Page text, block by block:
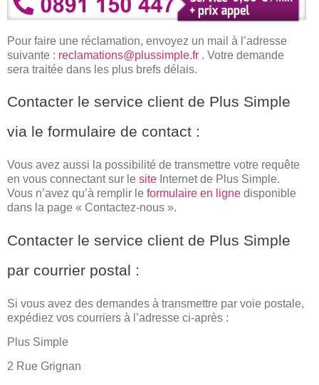
Pour faire une réclamation, envoyez un mail à l’adresse
suivante : reclamations@plussimple.fr . Votre demande
sera traitée dans les plus brefs délais.
Contacter le service client de Plus Simple
via le formulaire de contact :
Vous avez aussi la possibilité de transmettre votre requête
en vous connectant sur le site Internet de Plus Simple.
Vous n’avez qu’à remplir le formulaire en ligne disponible
dans la page « Contactez-nous ».
Contacter le service client de Plus Simple
par courrier postal :
Si vous avez des demandes à transmettre par voie postale,
expédiez vos courriers à l’adresse ci-après :
Plus Simple
2 Rue Grignan